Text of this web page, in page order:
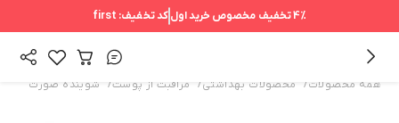
4%تخفیف مخصوص خرید اولکد تخفیف: first
همه محصولات/ محصولات بهداشتی/ مراقبت از پوست/ شوینده صورت